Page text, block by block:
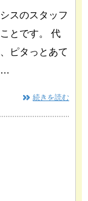
スのスタッフ
とです。 代
ピタっとあて
…
続きを読む